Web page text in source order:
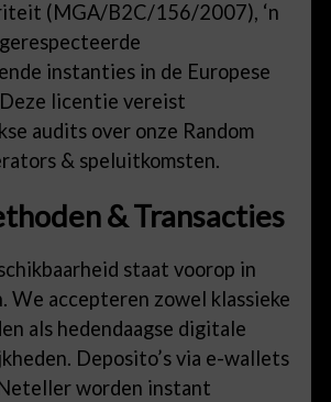
(MGA/B2C/156/2007), ‘n
instanties in de Europese
licentie vereist
audits over onze Random
& speluitkomsten.
& Transacties
staat voorop in
We accepteren zowel klassieke
als hedendaagse digitale
Deposito’s via e-wallets
worden instant